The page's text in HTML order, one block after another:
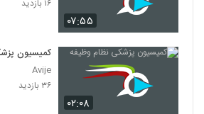
۰۷:۵۵
۱۶ بازدید
۰۲:۰۸
کمیسیون
Avije
۳۶ بازدید